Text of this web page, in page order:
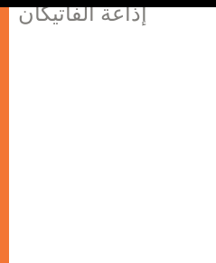
إذاعة الفاتيكان